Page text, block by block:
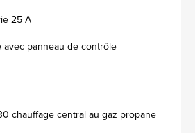
25 A
avec panneau de contrôle
chauffage central au gaz propane